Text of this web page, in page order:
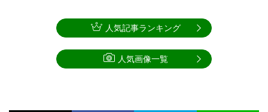
人気記事ランキング
人気画像一覧